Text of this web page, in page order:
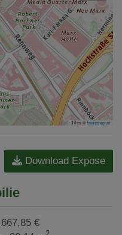
Tiles ©basemap.at
Download Expose
€